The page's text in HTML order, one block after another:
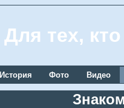
Для тех,
История Фото Видео